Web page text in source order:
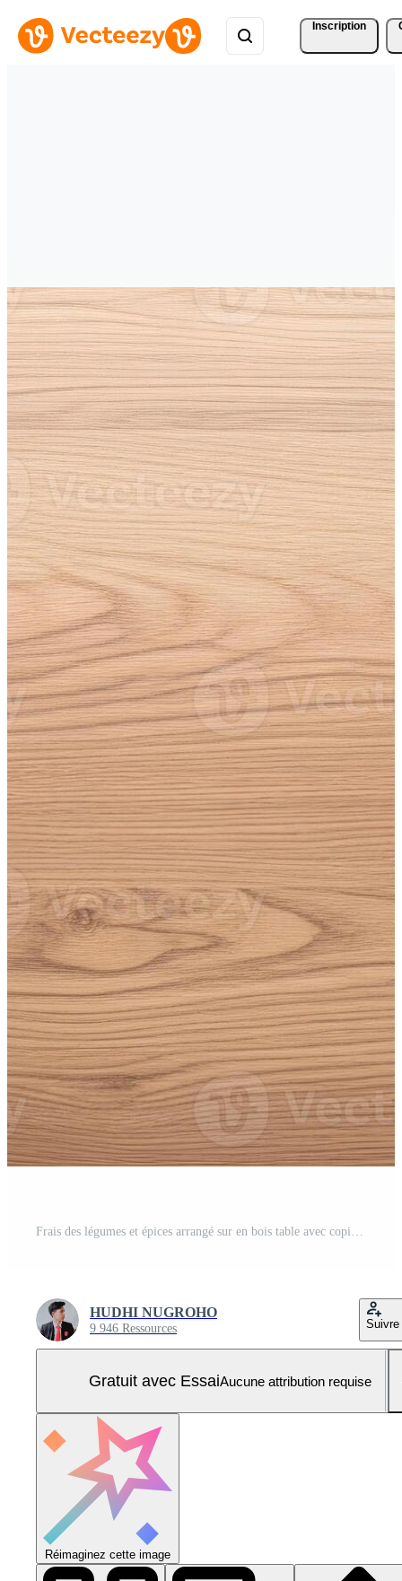
Inscription
Frais des légumes et épices arrangé sur en bois table avec copie espace. Photo Pro
HUDHI NUGROHO
9 946 Ressources Suivre
Gratuit avec EssaiAucune attribution requise
Réimaginez cette image